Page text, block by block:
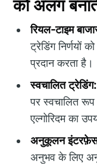
को अलग
रियल-टाइम
ट्रेडिंग निर्णयों
प्रदान करता है।
स्वचालित ट्रेडिंग:
पर स्वचालित रूप
एल्गोरिदम का
अनुकूलन
अनुभव के लिए